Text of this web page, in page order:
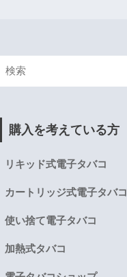
購入を考えている方
リキッド式電子タバコ
カートリッジ式電子タバコ
使い捨て電子タバコ
加熱式タバコ